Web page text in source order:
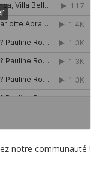
notre communauté !